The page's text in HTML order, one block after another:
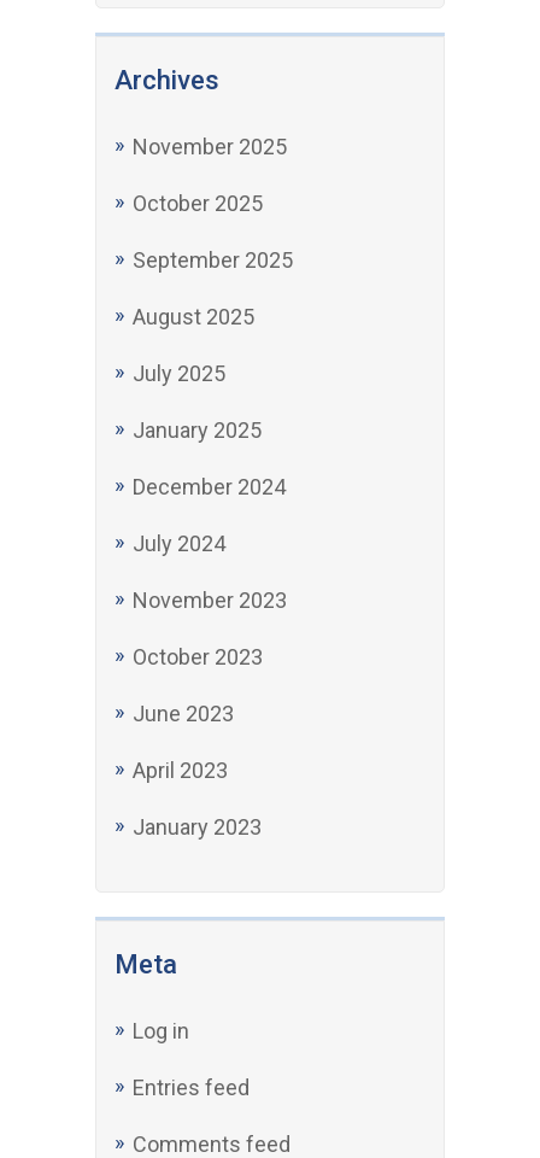
Archives
November 2025
October 2025
September 2025
August 2025
July 2025
January 2025
December 2024
July 2024
November 2023
October 2023
June 2023
April 2023
January 2023
Meta
Log in
Entries feed
Comments feed